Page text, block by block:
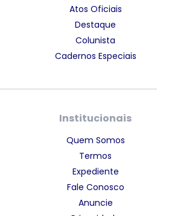
Atos Oficiais
Destaque
Colunista
Cadernos Especiais
Institucionais
Quem Somos
Termos
Expediente
Fale Conosco
Anuncie